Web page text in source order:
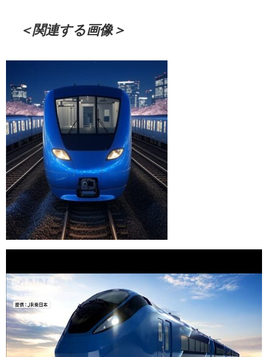
＜関連する画像＞